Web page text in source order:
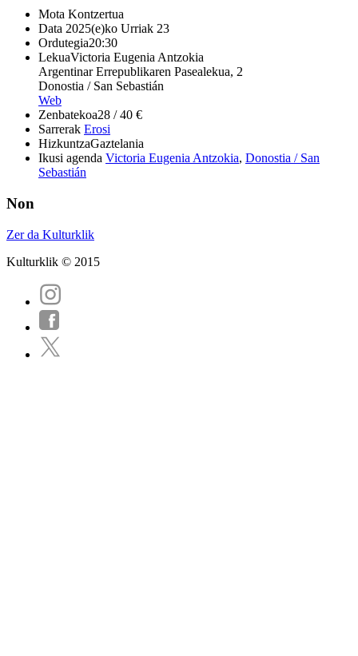
Mota Kontzertua
Data 2025(e)ko Urriak 23
Ordutegia20:30
LekuaVictoria Eugenia Antzokia
Argentinar Errepublikaren Pasealekua, 2
Donostia / San Sebastián
Web
Zenbatekoa28 / 40 €
Sarrerak Erosi
HizkuntzaGaztelania
Ikusi agenda Victoria Eugenia Antzokia, Donostia / San
Sebastián
Non
Zer da Kulturklik
Kulturklik © 2015